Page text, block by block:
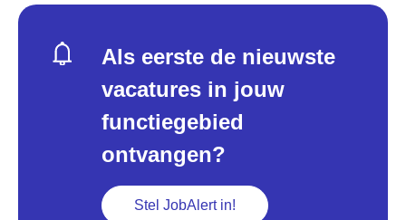
Als eerste de nieuwste
vacatures in jouw
functiegebied
ontvangen?
Stel JobAlert in!